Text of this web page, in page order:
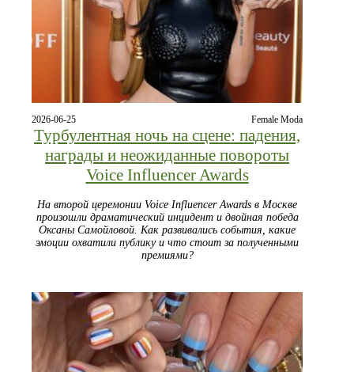
2026-06-25 Female Moda
Турбулентная ночь на сцене: падения,
награды и неожиданные повороты
Voice Influencer Awards
На второй церемонии Voice Influencer Awards в Москве
произошли драматический инцидент и двойная победа
Оксаны Самойловой. Как развивались события, какие
эмоции охватили публику и что стоит за полученными
премиями?